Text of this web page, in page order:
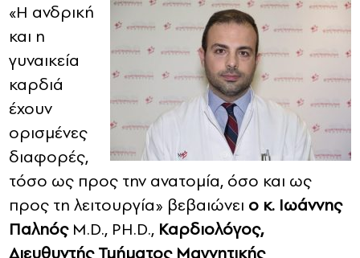
«Η ανδρική
και η
γυναικεία
καρδιά
έχουν
ορισμένες
διαφορές,
τόσο ως προς την ανατομία, όσο και ως
προς τη λειτουργία» βεβαιώνει ο κ. Ιωάννης
Παληός M.D., PH.D., Καρδιολόγος,
Διευθυντής Τμήματος Μαγνητικής